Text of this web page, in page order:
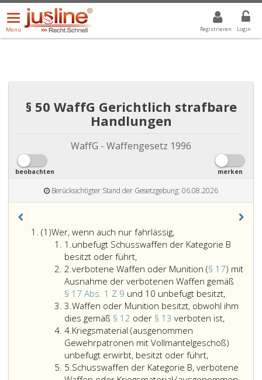
Registrieren Login
Menü
öffnen/schließen
Menü
ALLE DROPDOWN: GEWÄHLTER WERT IST ALLE
§ 50 WaffG Gerichtlich strafbare
Handlungen
WaffG - Waffengesetz 1996
beobachten merken
Berücksichtigter Stand der Gesetzgebung: 06.08.2026
(1)Absatz
eins
Wer, wenn auch nur fahrlässig,
1.Ziffer
eins
unbefugt Schusswaffen der Kategorie B
besitzt oder führt,
2.Ziffer
2
verbotene Waffen oder Munition (§ 17) mit
Ausnahme der verbotenen Waffen gemäß
§ 17 Abs. 1 Z 9 und 10 unbefugt besitzt,
Waffen
mit
3.Ziffer
3
Waffen oder Munition besitzt, obwohl ihm
dies gemäß § 12 oder § 13 verboten ist,Waffen
Munition
obwohl
4.Ziffer
4
Kriegsmaterial (ausgenommen
Gewehrpatronen mit Vollmantelgeschoß)
unbefugt erwirbt, besitzt oder führt,
5.Ziffer
Schusswaffen der Kategorie B, verbotene